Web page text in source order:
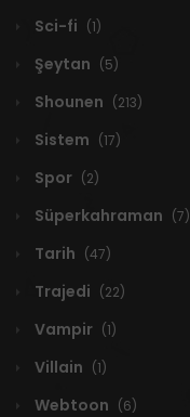
Sci-fi (1)
Şeytan (5)
Shounen (213)
Sistem (17)
Spor (2)
Süperkahraman (7)
Tarih (47)
Trajedi (22)
Vampir (1)
Villain (1)
Webtoon (6)